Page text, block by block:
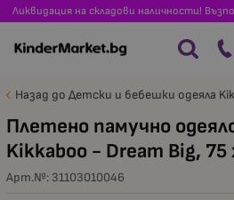
Ликвидация на складови наличности!
Назад до Детски и бебешки одеяла
Плетено памучно
Kikkaboo - Dream Big,
Арт.№: 31103010046